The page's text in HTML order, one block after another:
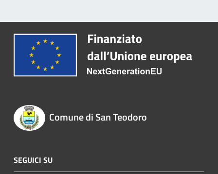
Comune di San Teodoro
SEGUICI SU